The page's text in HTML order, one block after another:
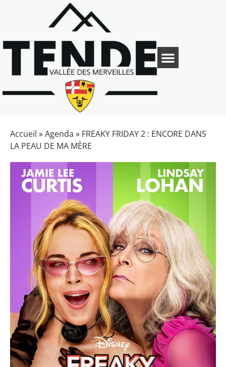
Accueil »Agenda » FREAKY FRIDAY 2 : ENCORE DANS
LA PEAU DE MA MÈRE